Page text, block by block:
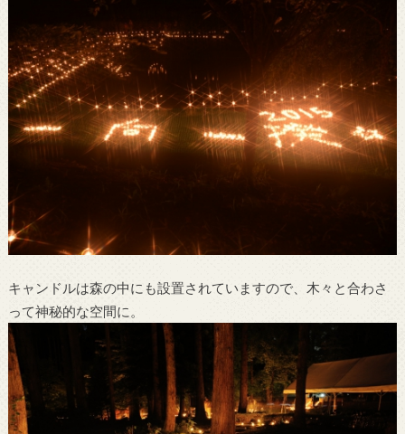
キャンドルは森の中にも設置されていますので、木々と合わさ
って神秘的な空間に。